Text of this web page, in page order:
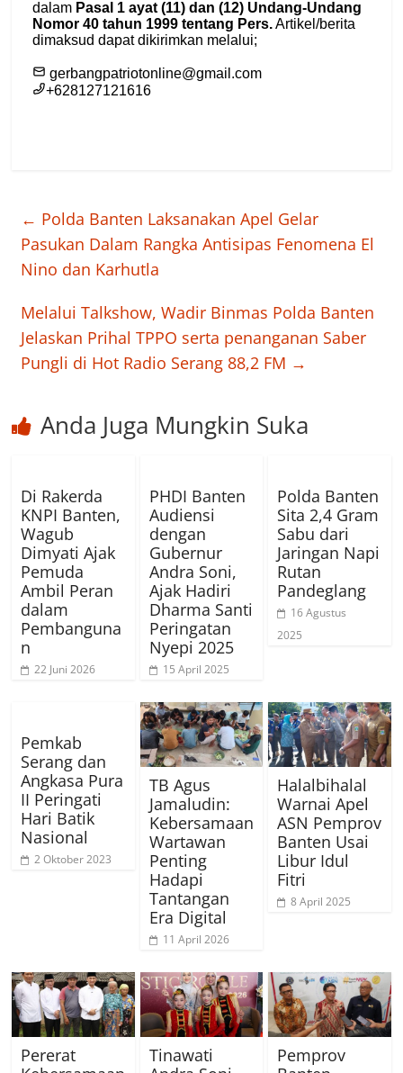
← Polda Banten Laksanakan Apel Gelar
Pasukan Dalam Rangka Antisipas Fenomena El
Nino dan Karhutla
Melalui Talkshow, Wadir Binmas Polda Banten
Jelaskan Prihal TPPO serta penanganan Saber
Pungli di Hot Radio Serang 88,2 FM →
Anda Juga Mungkin Suka
Di Rakerda
KNPI Banten,
Wagub
Dimyati Ajak
Pemuda
Ambil Peran
dalam
Pembanguna
n
22 Juni 2026
PHDI Banten
Audiensi
dengan
Gubernur
Andra Soni,
Ajak Hadiri
Dharma Santi
Peringatan
Nyepi 2025
15 April 2025
Polda Banten
Sita 2,4 Gram
Sabu dari
Jaringan Napi
Rutan
Pandeglang
16 Agustus
2025
Pemkab
Serang dan
Angkasa Pura
II Peringati
Hari Batik
Nasional
2 Oktober 2023
TB Agus
Jamaludin:
Kebersamaan
Wartawan
Penting
Hadapi
Tantangan
Era Digital
11 April 2026
Halalbihalal
Warnai Apel
ASN Pemprov
Banten Usai
Libur Idul
Fitri
8 April 2025
Pererat
Tinawati
Pemprov